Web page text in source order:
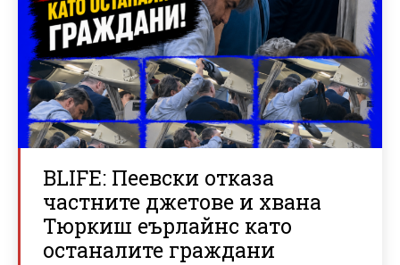
BLIFE: Пеевски отказа
частните джетове и хвана
Тюркиш еърлайнс като
останалите граждани